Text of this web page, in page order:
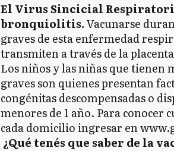
El Virus Sincicial
bronquiolitis.Vacunarse
graves de esta enfermedad
transmiten a través de la
Los niños y las niñas que tienen
graves son quienes presentan
congénitas descompensadas o
menores de 1 año. Para conocer
cada domicilio ingresar en
¿Qué tenés que saber de la